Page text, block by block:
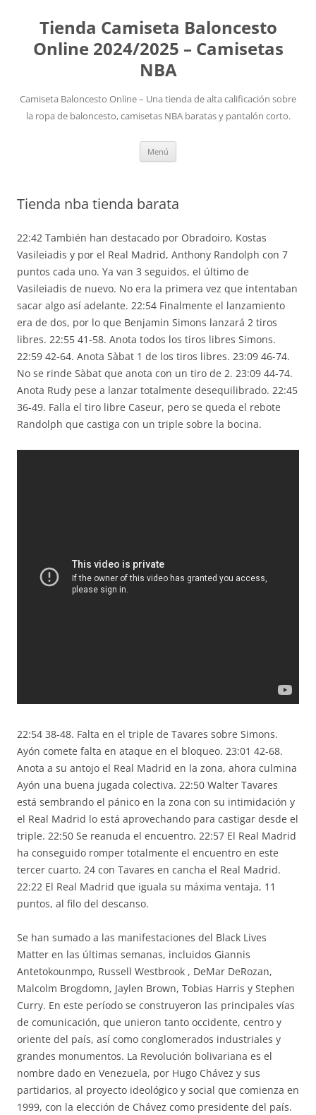
Tienda Camiseta Baloncesto
Online 2024/2025 – Camisetas
NBA
Camiseta Baloncesto Online – Una tienda de alta calificación sobre
la ropa de baloncesto, camisetas NBA baratas y pantalón corto.
Menú
Tienda nba tienda barata
22:42 También han destacado por Obradoiro, Kostas
Vasileiadis y por el Real Madrid, Anthony Randolph con 7
puntos cada uno. Ya van 3 seguidos, el último de
Vasileiadis de nuevo. No era la primera vez que intentaban
sacar algo así adelante. 22:54 Finalmente el lanzamiento
era de dos, por lo que Benjamin Simons lanzará 2 tiros
libres. 22:55 41-58. Anota todos los tiros libres Simons.
22:59 42-64. Anota Sàbat 1 de los tiros libres. 23:09 46-74.
No se rinde Sàbat que anota con un tiro de 2. 23:09 44-74.
Anota Rudy pese a lanzar totalmente desequilibrado. 22:45
36-49. Falla el tiro libre Caseur, pero se queda el rebote
Randolph que castiga con un triple sobre la bocina.
22:54 38-48. Falta en el triple de Tavares sobre Simons.
Ayón comete falta en ataque en el bloqueo. 23:01 42-68.
Anota a su antojo el Real Madrid en la zona, ahora culmina
Ayón una buena jugada colectiva. 22:50 Walter Tavares
está sembrando el pánico en la zona con su intimidación y
el Real Madrid lo está aprovechando para castigar desde el
triple. 22:50 Se reanuda el encuentro. 22:57 El Real Madrid
ha conseguido romper totalmente el encuentro en este
tercer cuarto. 24 con Tavares en cancha el Real Madrid.
22:22 El Real Madrid que iguala su máxima ventaja, 11
puntos, al filo del descanso.
Se han sumado a las manifestaciones del Black Lives
Matter en las últimas semanas, incluidos Giannis
Antetokounmpo, Russell Westbrook , DeMar DeRozan,
Malcolm Brogdomn, Jaylen Brown, Tobias Harris y Stephen
Curry. En este período se construyeron las principales vías
de comunicación, que unieron tanto occidente, centro y
oriente del país, así como conglomerados industriales y
grandes monumentos. La Revolución bolivariana es el
nombre dado en Venezuela, por Hugo Chávez y sus
partidarios, al proyecto ideológico y social que comienza en
1999, con la elección de Chávez como presidente del país.